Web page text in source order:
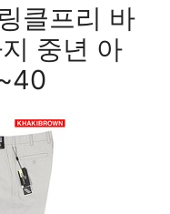
클프리 바
중년 아